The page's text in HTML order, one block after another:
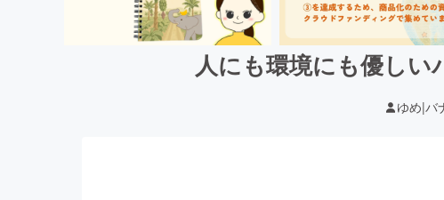
人にも環境にも優しい
ゆめ|バ